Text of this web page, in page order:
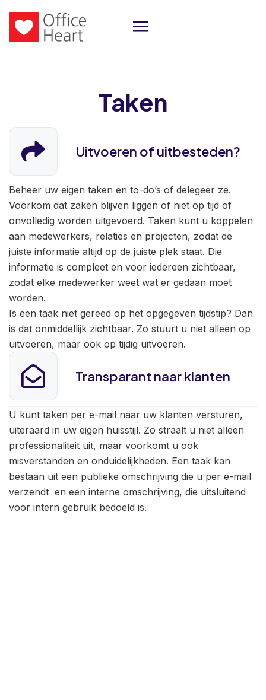
Taken
Uitvoeren of uitbesteden?
Beheer uw eigen taken en to-do’s of delegeer ze.
Voorkom dat zaken blijven liggen of niet op tijd of
onvolledig worden uitgevoerd. Taken kunt u koppelen
aan medewerkers, relaties en projecten, zodat de
juiste informatie altijd op de juiste plek staat. Die
informatie is compleet en voor iedereen zichtbaar,
zodat elke medewerker weet wat er gedaan moet
worden.
Is een taak niet gereed op het opgegeven tijdstip? Dan
is dat onmiddellijk zichtbaar. Zo stuurt u niet alleen op
uitvoeren, maar ook op tijdig uitvoeren.
Transparant naar klanten
U kunt taken per e-mail naar uw klanten versturen,
uiteraard in uw eigen huisstijl. Zo straalt u niet alleen
professionaliteit uit, maar voorkomt u ook
misverstanden en onduidelijkheden. Een taak kan
bestaan uit een publieke omschrijving die u per e-mail
verzendt en een interne omschrijving, die uitsluitend
voor intern gebruik bedoeld is.